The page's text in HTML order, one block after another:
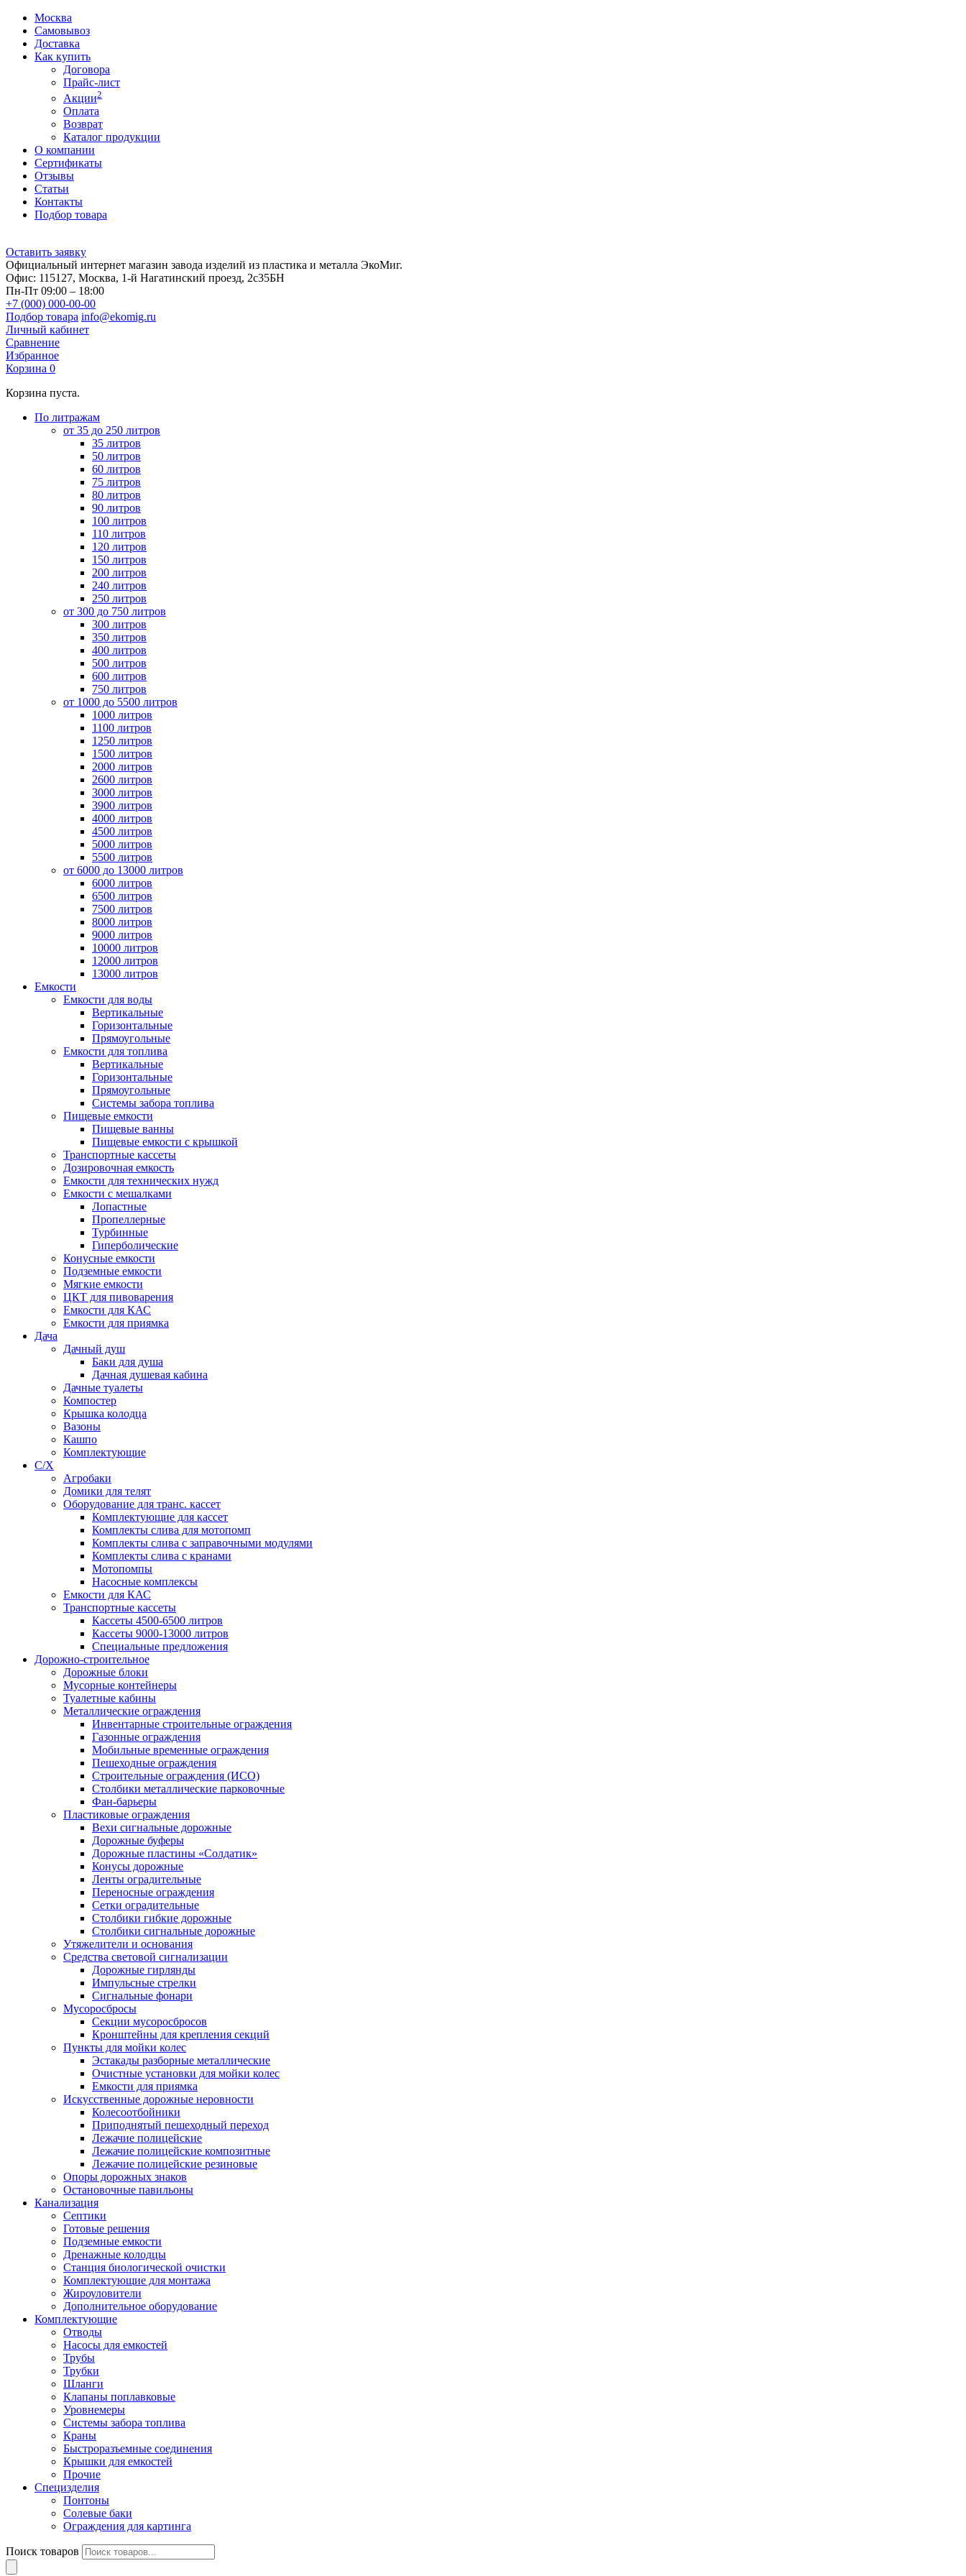
Москва
Самовывоз
Доставка
Как купить
Договора
Прайс-лист
Акции2
Оплата
Возврат
Каталог продукции
О компании
Сертификаты
Отзывы
Статьи
Контакты
Подбор товара
Оставить заявку
Официальный интернет магазин завода изделий из пластика и металла ЭкоМиг.
Офис: 115127, Москва, 1-й Нагатинский проезд, 2с35БН
Пн-Пт 09:00 – 18:00
+7 (000) 000-00-00
Подбор товара info@ekomig.ru
Личный кабинет
Сравнение
Избранное
Корзина 0
Корзина пуста.
По литражам
от 35 до 250 литров
35 литров
50 литров
60 литров
75 литров
80 литров
90 литров
100 литров
110 литров
120 литров
150 литров
200 литров
240 литров
250 литров
от 300 до 750 литров
300 литров
350 литров
400 литров
500 литров
600 литров
750 литров
от 1000 до 5500 литров
1000 литров
1100 литров
1250 литров
1500 литров
2000 литров
2600 литров
3000 литров
3900 литров
4000 литров
4500 литров
5000 литров
5500 литров
от 6000 до 13000 литров
6000 литров
6500 литров
7500 литров
8000 литров
9000 литров
10000 литров
12000 литров
13000 литров
Емкости
Емкости для воды
Вертикальные
Горизонтальные
Прямоугольные
Емкости для топлива
Вертикальные
Горизонтальные
Прямоугольные
Системы забора топлива
Пищевые емкости
Пищевые ванны
Пищевые емкости с крышкой
Транспортные кассеты
Дозировочная емкость
Емкости для технических нужд
Емкости с мешалками
Лопастные
Пропеллерные
Турбинные
Гиперболические
Конусные емкости
Подземные емкости
Мягкие емкости
ЦКТ для пивоварения
Емкости для КАС
Емкости для приямка
Дача
Дачный душ
Баки для душа
Дачная душевая кабина
Дачные туалеты
Компостер
Крышка колодца
Вазоны
Кашпо
Комплектующие
С/Х
Агробаки
Домики для телят
Оборудование для транс. кассет
Комплектующие для кассет
Комплекты слива для мотопомп
Комплекты слива с заправочными модулями
Комплекты слива с кранами
Мотопомпы
Насосные комплексы
Емкости для КАС
Транспортные кассеты
Кассеты 4500-6500 литров
Кассеты 9000-13000 литров
Специальные предложения
Дорожно-строительное
Дорожные блоки
Мусорные контейнеры
Туалетные кабины
Металлические ограждения
Инвентарные строительные ограждения
Газонные ограждения
Мобильные временные ограждения
Пешеходные ограждения
Строительные ограждения (ИСО)
Столбики металлические парковочные
Фан-барьеры
Пластиковые ограждения
Вехи сигнальные дорожные
Дорожные буферы
Дорожные пластины «Солдатик»
Конусы дорожные
Ленты оградительные
Переносные ограждения
Сетки оградительные
Столбики гибкие дорожные
Столбики сигнальные дорожные
Утяжелители и основания
Средства световой сигнализации
Дорожные гирлянды
Импульсные стрелки
Сигнальные фонари
Мусоросбросы
Секции мусоросбросов
Кронштейны для крепления секций
Пункты для мойки колес
Эстакады разборные металлические
Очистные установки для мойки колес
Емкости для приямка
Искусственные дорожные неровности
Колесоотбойники
Приподнятый пешеходный переход
Лежачие полицейские
Лежачие полицейские композитные
Лежачие полицейские резиновые
Опоры дорожных знаков
Остановочные павильоны
Канализация
Септики
Готовые решения
Подземные емкости
Дренажные колодцы
Станция биологической очистки
Комплектующие для монтажа
Жироуловители
Дополнительное оборудование
Комплектующие
Отводы
Насосы для емкостей
Трубы
Трубки
Шланги
Клапаны поплавковые
Уровнемеры
Системы забора топлива
Краны
Быстроразъемные соединения
Крышки для емкостей
Прочие
Специзделия
Понтоны
Солевые баки
Ограждения для картинга
Поиск товаров